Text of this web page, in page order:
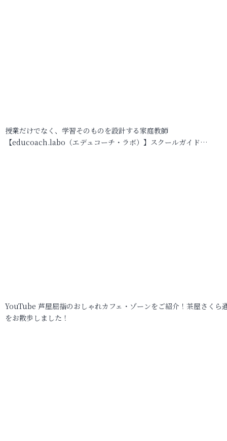
授業だけでなく、学習そのものを設計する家庭教師
【educoach.labo（エデュコーチ・ラボ）】スクールガイド…
YouTube 芦屋屈指のおしゃれカフェ・ゾーンをご紹介！茶屋さくら
をお散歩しました！